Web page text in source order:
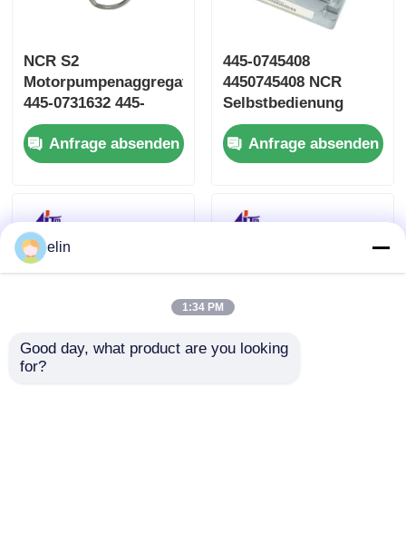
NCR S2
Motorpumpenaggregat
445-0731632 445-
0786555 ATM
Ersatzteile
Anfrage absenden
445-0745408
4450745408 NCR
Selbstbedienung
66XX EPP 3 Tastatur
Geldautomaten
Tastatur
Anfrage absenden
elin
1:34 PM
Good day, what product are you looking
for?